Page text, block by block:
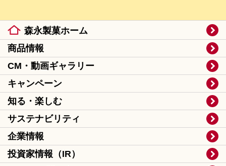
森永製菓ホーム
商品情報
CM・動画ギャラリー
キャンペーン
知る・楽しむ
サステナビリティ
企業情報
投資家情報（IR）